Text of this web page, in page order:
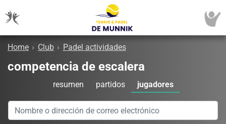
Home › Club › Padel actividades
competencia de escalera
resumen partidos jugadores